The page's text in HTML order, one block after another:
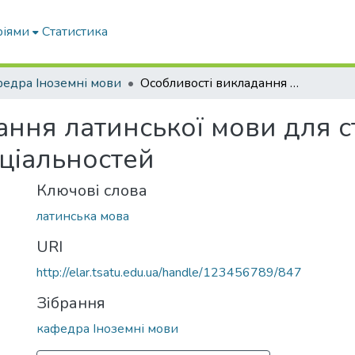
Статистика
Іноземні мови Особливості викладання латинської мови для студентів агробіологічних спеціальностей
латинської мови для
Ключові слова
латинська мова
URI
http://elar.tsatu.edu.ua/handle/123456789/847
Зібрання
кафедра Іноземні мови